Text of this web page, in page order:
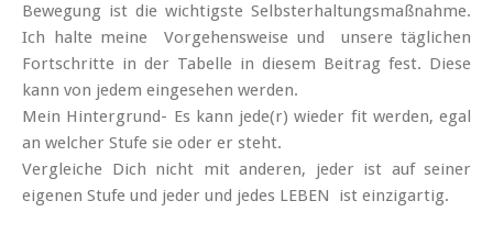
Bewegung ist die wichtigste Selbsterhaltungsmaßnahme.
Ich halte meine Vorgehensweise und unsere täglichen
Fortschritte in der Tabelle in diesem Beitrag fest. Diese
kann von jedem eingesehen werden.
Mein Hintergrund- Es kann jede(r) wieder fit werden, egal
an welcher Stufe sie oder er steht.
Vergleiche Dich nicht mit anderen, jeder ist auf seiner
eigenen Stufe und jeder und jedes LEBEN ist einzigartig.